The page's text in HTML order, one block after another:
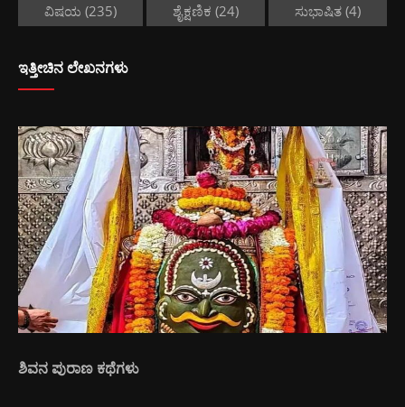
ವಿಷಯ (235) ಶೈಕ್ಷಣಿಕ (24) ಸುಭಾಷಿತ (4)
ಇತ್ತೀಚಿನ ಲೇಖನಗಳು
ಶಿವನ ಪುರಾಣ ಕಥೆಗಳು